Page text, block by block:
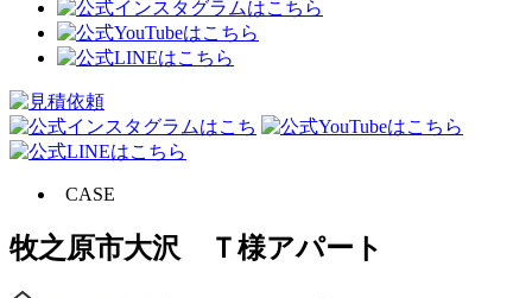
CASE
牧之原市大沢 Ｔ様アパート